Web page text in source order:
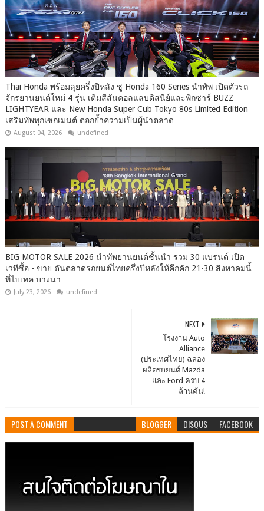
Thai Honda พร้อมลุยครึ่งปีหลัง ชู Honda 160 Series นำทัพ เปิดตัวรถ
จักรยานยนต์ใหม่ 4 รุ่น เติมสีสันคอลแลบดิสนีย์และพิกซาร์ BUZZ
LIGHTYEAR และ New Honda Super Cub Tokyo 80s Limited Edition
เสริมทัพทุกเซกเมนต์ ตอกย้ำความเป็นผู้นำตลาด
August 04, 2026 undefined
BIG MOTOR SALE 2026 นำทัพยานยนต์ชั้นนำ รวม 30 แบรนด์ เปิด
เวทีซื้อ - ขาย ดันตลาดรถยนต์ไทยครึ่งปีหลังให้คึกคัก 21-30 สิงหาคมนี้
ที่ไบเทค บางนา
July 23, 2026 undefined
NEXT
โรงงาน Auto
Alliance
(ประเทศไทย) ฉลอง
ผลิตรถยนต์ Mazda
และ Ford ครบ 4
ล้านคัน!
POST A COMMENT BLOGGER DISQUS FACEBOOK